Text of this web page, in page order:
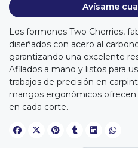
Avísame
Los formones Two Cherries,
diseñados con acero al
garantizando una excelente
Afilados a mano y listos para
trabajos de precisión en
mangos ergonómicos
en cada corte.